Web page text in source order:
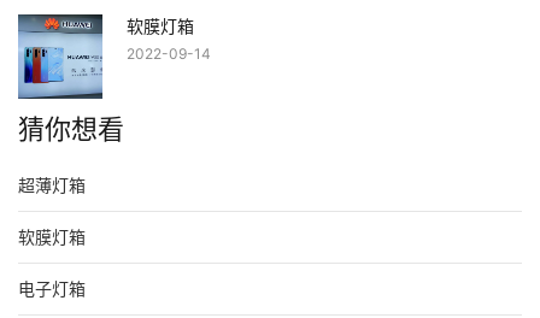
软膜灯箱
2022-09-14
猜你想看
超薄灯箱
软膜灯箱
电子灯箱